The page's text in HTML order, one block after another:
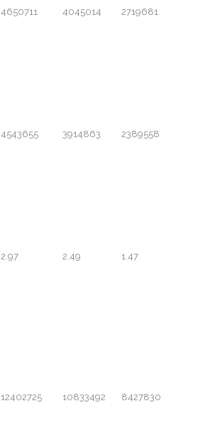
4650711 4045014 2719681
4543655 3914863 2389558
2.97 2.49 1.47
12402725 10833492 8427830